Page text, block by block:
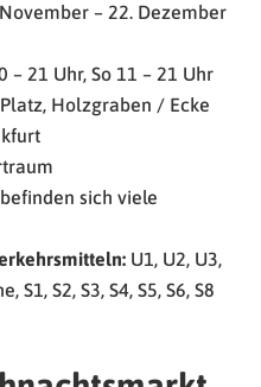
– 22. Dezember
– 21 Uhr, So 11 – 21 Uhr
Holzgraben / Ecke
sich viele
U1, U2, U3,
S2, S3, S4, S5, S6, S8